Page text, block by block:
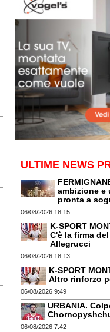
ULTIME NEWS
ambizione e
pronta a
06/08/2026 18:15
K-SPORT
C'è la firma
Allegrucci
06/08/2026 18:13
K-SPORT
Altro rinforzo
06/08/2026 9:49
URBANIA.
06/08/2026 7:42